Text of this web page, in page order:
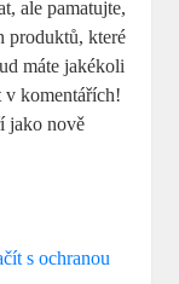
ale pamatujte,
produktů, které
máte jakékoli
v komentářích!
jako nově
s ochranou